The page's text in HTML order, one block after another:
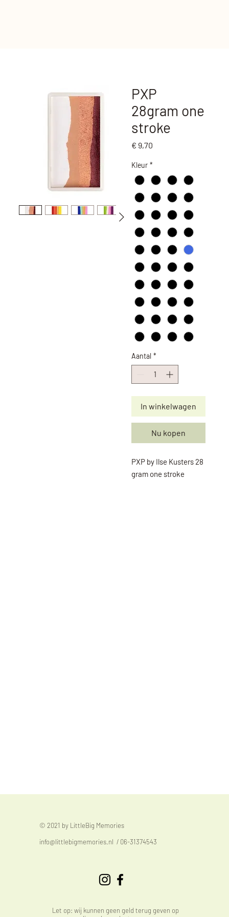
PXP
28gram one
stroke
€ 9,70
Kleur *
Aantal *
In winkelwagen
Nu kopen
PXP by Ilse Kusters 28
gram one stroke
© 2021 by LittleBig Memories
info@littlebigmemories.nl / 06-31374543
Let op: wij kunnen geen geld terug geven op